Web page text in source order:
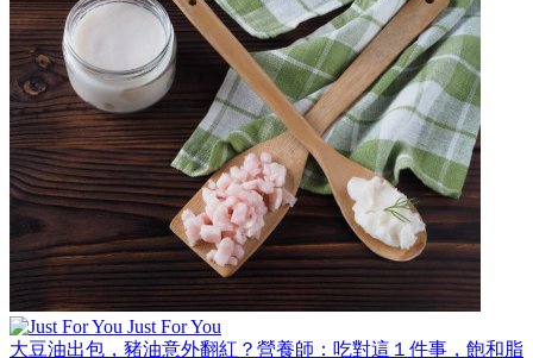
Just For You
大豆油出包，豬油意外翻紅？營養師：吃對這１件事，飽和脂